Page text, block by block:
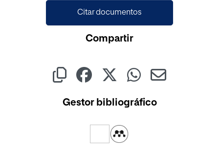
Citar documentos
Compartir
Gestor bibliográfico